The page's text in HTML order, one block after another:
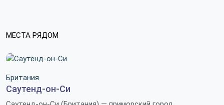
МЕСТА РЯДОМ
Британия
Саутенд-он-Си